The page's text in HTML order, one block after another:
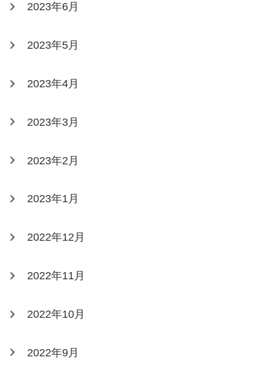
2023年6月
2023年5月
2023年4月
2023年3月
2023年2月
2023年1月
2022年12月
2022年11月
2022年10月
2022年9月